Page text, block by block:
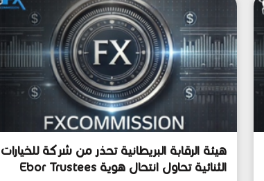
هيئة الرقابة البريطانية تحذر من شركة للخيارات
الثنائية تحاول انتحال هوية Ebor Trustees